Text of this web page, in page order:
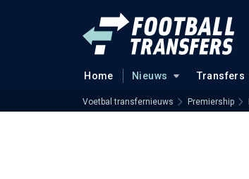
Home Nieuws Transfers
Voetbal transfernieuws Premiership